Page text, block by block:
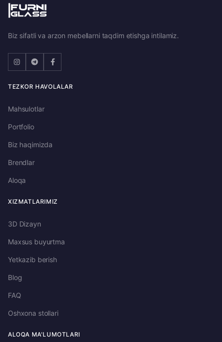
Biz sifatli va arzon mebellarni taqdim etishga intilamiz.
TEZKOR HAVOLALAR
Mahsulotlar
Portfolio
Biz haqimizda
Brendlar
Aloqa
XIZMATLARIMIZ
3D Dizayn
Maxsus buyurtma
Yetkazib berish
Blog
FAQ
Oshxona stollari
ALOQA MA'LUMOTLARI